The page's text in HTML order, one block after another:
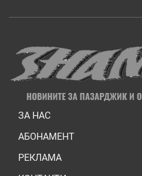
ЗА НАС
АБОНАМЕНТ
РЕКЛАМА